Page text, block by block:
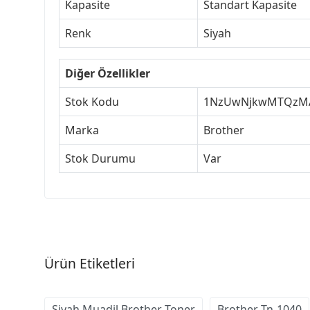
Kapasite
Standart Kapasite
Renk
Siyah
Diğer Özellikler
Stok Kodu
Marka
Brother
Stok Durumu
Var
Ürün Etiketleri